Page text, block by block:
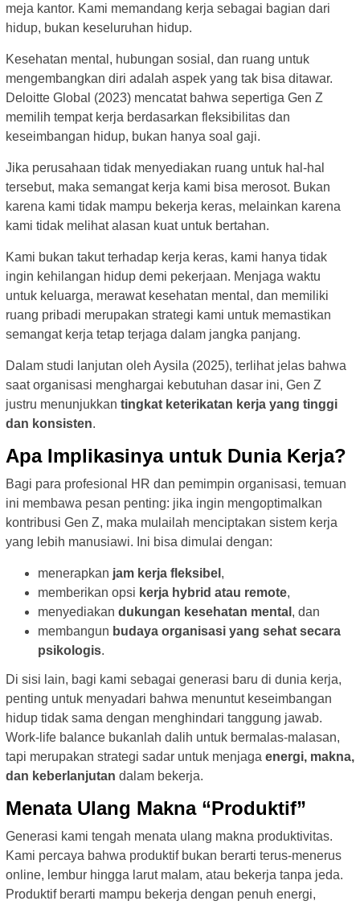
meja kantor. Kami memandang kerja sebagai bagian dari
hidup, bukan keseluruhan hidup.
Kesehatan mental, hubungan sosial, dan ruang untuk
mengembangkan diri adalah aspek yang tak bisa ditawar.
Deloitte Global (2023) mencatat bahwa sepertiga Gen Z
memilih tempat kerja berdasarkan fleksibilitas dan
keseimbangan hidup, bukan hanya soal gaji.
Jika perusahaan tidak menyediakan ruang untuk hal-hal
tersebut, maka semangat kerja kami bisa merosot. Bukan
karena kami tidak mampu bekerja keras, melainkan karena
kami tidak melihat alasan kuat untuk bertahan.
Kami bukan takut terhadap kerja keras, kami hanya tidak
ingin kehilangan hidup demi pekerjaan. Menjaga waktu
untuk keluarga, merawat kesehatan mental, dan memiliki
ruang pribadi merupakan strategi kami untuk memastikan
semangat kerja tetap terjaga dalam jangka panjang.
Dalam studi lanjutan oleh Aysila (2025), terlihat jelas bahwa
saat organisasi menghargai kebutuhan dasar ini, Gen Z
justru menunjukkan tingkat keterikatan kerja yang tinggi
dan konsisten.
Apa Implikasinya untuk Dunia Kerja?
Bagi para profesional HR dan pemimpin organisasi, temuan
ini membawa pesan penting: jika ingin mengoptimalkan
kontribusi Gen Z, maka mulailah menciptakan sistem kerja
yang lebih manusiawi. Ini bisa dimulai dengan:
menerapkan jam kerja fleksibel ,
memberikan opsi kerja hybrid atau remote,
menyediakan dukungan kesehatan mental , dan
membangun budaya organisasi yang sehat secara
psikologis.
Di sisi lain, bagi kami sebagai generasi baru di dunia kerja,
penting untuk menyadari bahwa menuntut keseimbangan
hidup tidak sama dengan menghindari tanggung jawab.
Work-life balance bukanlah dalih untuk bermalas-malasan,
tapi merupakan strategi sadar untuk menjaga energi, makna,
dan keberlanjutan dalam bekerja.
Menata Ulang Makna “Produktif”
Generasi kami tengah menata ulang makna produktivitas.
Kami percaya bahwa produktif bukan berarti terus-menerus
online, lembur hingga larut malam, atau bekerja tanpa jeda.
Produktif berarti mampu bekerja dengan penuh energi,